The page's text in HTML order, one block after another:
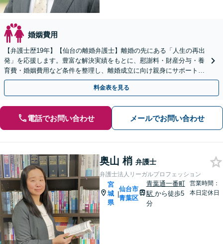
婚姻費用
【弁護士歴19年】【仙台の離婚弁護士】離婚の先にある「人生の再出
発」を応援します。豊富な解決実績をもとに、慰謝料・財産分与・養
育費・婚姻費用など条件を整理し、離婚成立に向け親身にサポートし
ます。【大町西公園駅1分】【夜間・休日対応可能】
料金表を見る
電話でお問い合わせ メールでお問い合わせ
奥山 梢 弁護士
弁護士法人リーガルプロフェッション
宮
城
県
|
仙台市
青葉区
青葉通一番町
駅 から徒歩5
分
営業時間：
本日定休日